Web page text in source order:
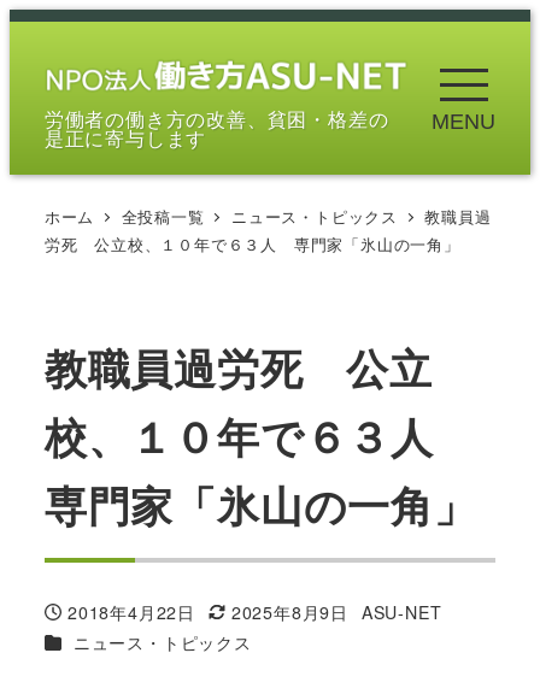
メ
労働者の働き方の改善、貧困・格差の
是正に寄与します
MENU
ホーム 全投稿一覧 ニュース・トピックス
教職員過
労死 公立校、１０年で６３人 専門家「氷山の一角」
教職員過労死 公立
校、１０年で６３人
専門家「氷山の一角」
投稿日
2018年4月22日
更新日
2025年8月9日
著
ASU-NET
カテゴリー
ニュース・トピックス